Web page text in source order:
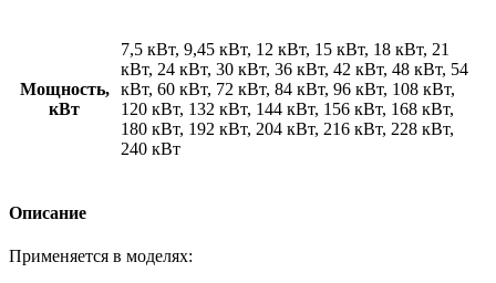
Мощность,
кВт
7,5 кВт, 9,45 кВт, 12 кВт, 15 кВт, 18 кВт, 21
кВт, 24 кВт, 30 кВт, 36 кВт, 42 кВт, 48 кВт, 54
кВт, 60 кВт, 72 кВт, 84 кВт, 96 кВт, 108 кВт,
120 кВт, 132 кВт, 144 кВт, 156 кВт, 168 кВт,
180 кВт, 192 кВт, 204 кВт, 216 кВт, 228 кВт,
240 кВт
Описание
Применяется в моделях: